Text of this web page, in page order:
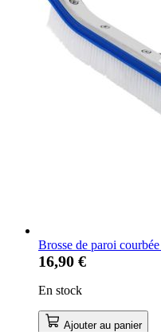
Brosse de paroi
16,90 €
En stock
Ajouter au panier